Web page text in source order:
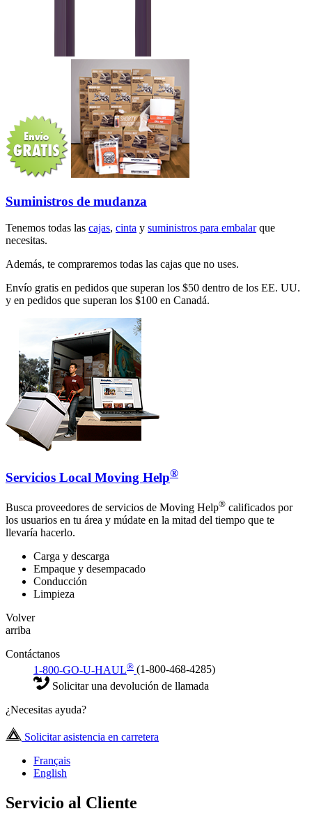
Suministros de mudanza
Tenemos todas las cajas, cinta y suministros para embalarque
necesitas.
Además, te compraremos todas las cajas que no uses.
Envío gratis en pedidos que superan los $50 dentro de los EE. UU.
y en pedidos que superan los $100 en Canadá.
Servicios Local Moving Help®
Busca proveedores de servicios de Moving Help® calificados por
los usuarios en tu área y múdate en la mitad del tiempo que te
llevaría hacerlo.
Carga y descarga
Empaque y desempacado
Conducción
Limpieza
Volver
arriba
Contáctanos
1-800-GO-U-HAUL® (1-800-468-4285)
Solicitar una devolución de llamada
¿Necesitas ayuda?
Solicitar asistencia en carretera
Français
English
Servicio al Cliente